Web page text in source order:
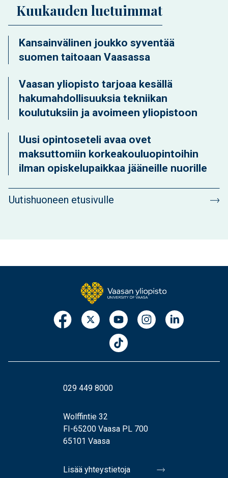
Kuukauden luetuimmat
Kansainvälinen joukko syventää
suomen taitoaan Vaasassa
Vaasan yliopisto tarjoaa kesällä
hakumahdollisuuksia tekniikan
koulutuksiin ja avoimeen yliopistoon
Uusi opintoseteli avaa ovet
maksuttomiin korkeakouluopintoihin
ilman opiskelupaikkaa jääneille nuorille
Uutishuoneen etusivulle
029 449 8000
Wolffintie 32
FI-65200 Vaasa PL 700
65101 Vaasa
Lisää yhteystietoja